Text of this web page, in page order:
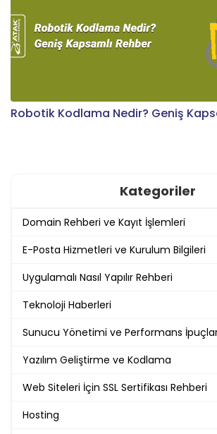
Robotik Kodlama Nedir? Geniş
Kategoriler
Domain Rehberi ve Kayıt İşlemleri
E-Posta Hizmetleri ve Kurulum Bilgileri
Uygulamalı Nasıl Yapılır Rehberi
Teknoloji Haberleri
Sunucu Yönetimi ve Performans
Yazılım Geliştirme ve Kodlama
Web Siteleri İçin SSL Sertifikası Rehberi
Hosting